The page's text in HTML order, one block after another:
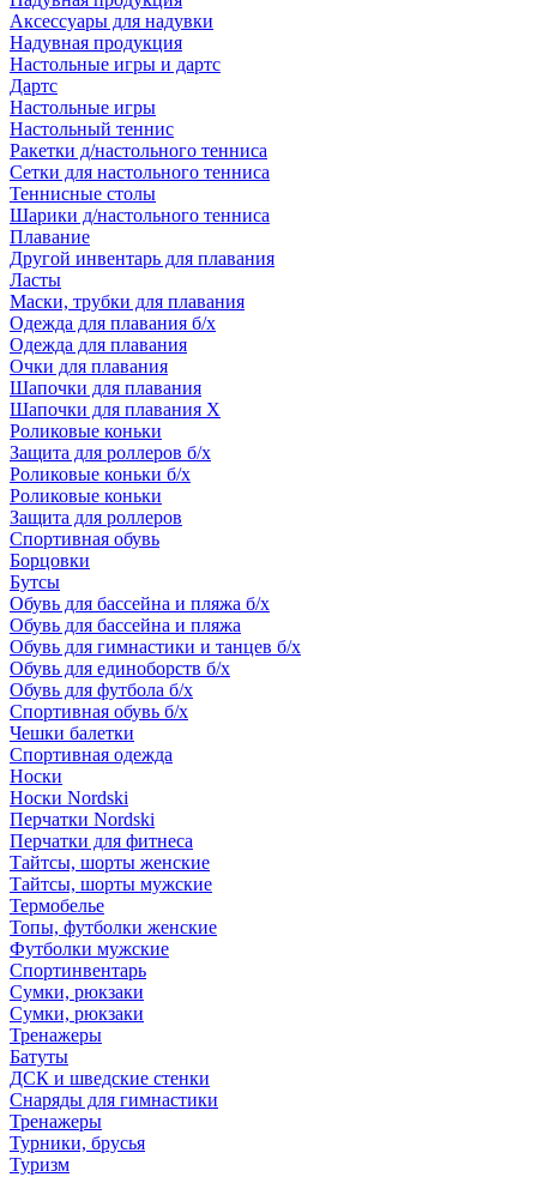
Аксессуары для надувки
Надувная продукция
Настольные игры и дартс
Дартс
Настольные игры
Настольный теннис
Ракетки д/настольного тенниса
Сетки для настольного тенниса
Теннисные столы
Шарики д/настольного тенниса
Плавание
Другой инвентарь для плавания
Ласты
Маски, трубки для плавания
Одежда для плавания б/х
Одежда для плавания
Очки для плавания
Шапочки для плавания
Шапочки для плавания Х
Роликовые коньки
Защита для роллеров б/х
Роликовые коньки б/х
Роликовые коньки
Защита для роллеров
Спортивная обувь
Борцовки
Бутсы
Обувь для бассейна и пляжа б/х
Обувь для бассейна и пляжа
Обувь для гимнастики и танцев б/х
Обувь для единоборств б/х
Обувь для футбола б/х
Спортивная обувь б/х
Чешки балетки
Спортивная одежда
Носки
Носки Nordski
Перчатки Nordski
Перчатки для фитнеса
Тайтсы, шорты женские
Тайтсы, шорты мужские
Термобелье
Топы, футболки женские
Футболки мужские
Спортинвентарь
Сумки, рюкзаки
Сумки, рюкзаки
Тренажеры
Батуты
ДСК и шведские стенки
Снаряды для гимнастики
Тренажеры
Турники, брусья
Туризм